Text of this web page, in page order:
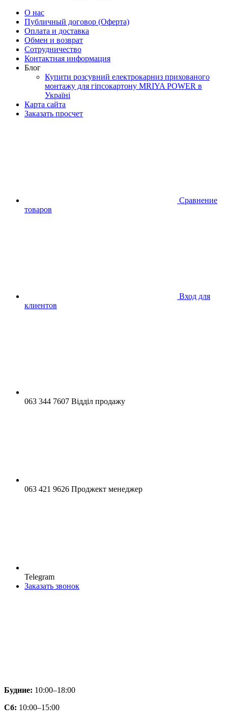
О нас
Публичный договор (Оферта)
Оплата и доставка
Обмен и возврат
Сотрудничество
Контактная информация
Блог
Купити розсувний електрокарниз прихованого
монтажу для гіпсокартону MRIYA POWER в
Україні
Карта сайта
Заказать просчет
Сравнение
товаров
Вход для
клиентов
063 344 7607 Відділ продажу
063 421 9626 Проджект менеджер
Telegram
Заказать звонок
Будние: 10:00–18:00
Сб: 10:00–15:00